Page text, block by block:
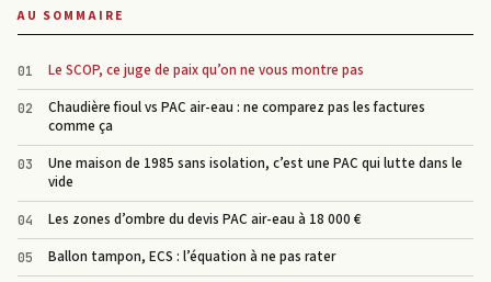
AU SOMMAIRE
Le SCOP, ce juge de paix qu’on ne vous montre pas
Chaudière fioul vs PAC air-eau : ne comparez pas les factures
comme ça
Une maison de 1985 sans isolation, c’est une PAC qui lutte dans le
vide
Les zones d’ombre du devis PAC air-eau à 18 000 €
Ballon tampon, ECS : l’équation à ne pas rater